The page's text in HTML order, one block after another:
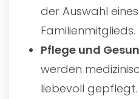
der Auswahl
Familienmitglieds.
Pflege und
werden
liebevoll gepflegt.